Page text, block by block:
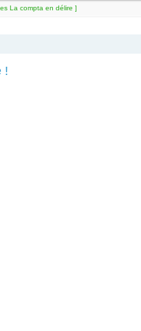
La compta en délire ]
!